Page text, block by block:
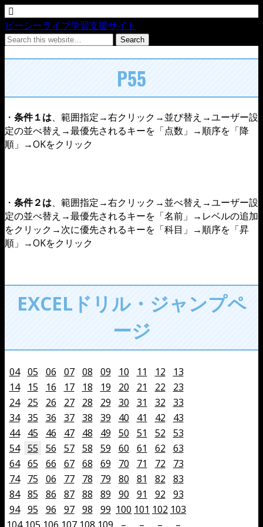
ピーシーライブ学習支援サイト
P55
・ 条件１は、範囲指定→右クリック→並び替え→ユーザー設
定の並べ替え→最優先されるキーを「点数」→順序を「降
順」→OKをクリック
・ 条件２は、範囲指定→右クリック→並べ替え→ユーザー設
定の並べ替え→最優先されるキーを「名前」→レベルの追加
をクリック→次に優先されるキーを「科目」→順序を「昇
順」→OKをクリック
EXCELドリル・ジャンプペ
ージ
04 05 06 07 08 09 10 11 12
13
14
15 16 17 18 19 20 21 22
23
24
25 26 27 28 29 30 31 32
33
34
35 36 37 38 39 40 41 42
43
44
45 46 47 48 49 50 51 52
53
54
55 56 57 58 59 60 61 62
63
64
65 66 67 68 69 70 71 72
73
74
75 06 77 78 79 80 81 82
83
84
85 86 87 88 89 90 91 92
93
94
95 96 97 98 99 100 101 102 103